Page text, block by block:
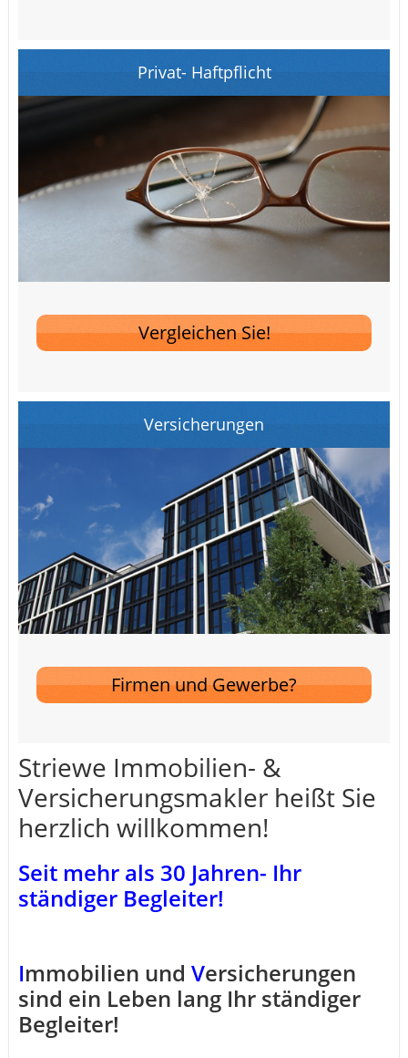
Privat- Haftpflicht
Vergleichen Sie!
Versicherungen
Firmen und Gewerbe?
Striewe Immobilien- &
Versicherungsmakler heißt Sie
herzlich willkommen!
Seit mehr als 30 Jahren- Ihr
ständiger Begleiter!
Immobilien und Versicherungen
sind ein Leben lang Ihr ständiger
Begleiter!